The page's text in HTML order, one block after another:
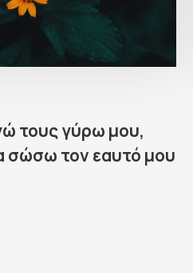
τους γύρω μου,
σώσω τον εαυτό μου